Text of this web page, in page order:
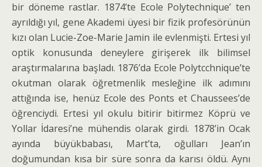
bir döneme rastlar. 1874’te Ecole Polytechnique’ ten
ayrıldığı yıl, gene Akademi üyesi bir fizik profesörünün
kızı olan Lucie-Zoe-Marie Jamin ile evlenmişti. Ertesi yıl
optik konusunda deneylere girişerek ilk bilimsel
araştırmalarına başladı. 1876’da Ecole Polytcchnique’te
okutman olarak öğretmenlik mesleğine ilk adımını
attığında ise, henüz Ecole des Ponts et Chaussees’de
öğrenciydi. Ertesi yıl okulu bitirir bitirmez Köprü ve
Yollar İdaresi’ne mühendis olarak girdi. 1878’in Ocak
ayında büyükbabası, Mart’ta, oğulları Jean’ın
doğumundan kısa bir süre sonra da karısı öldü. Aynı